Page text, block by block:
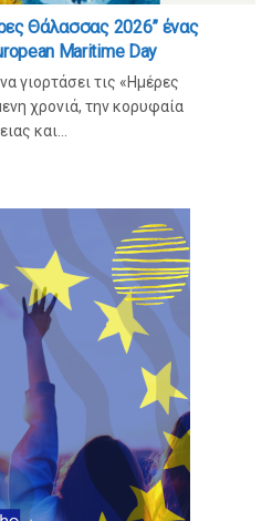
Θάλασσας 2026” ένας
Maritime Day
γιορτάσει τις «Ημέρες
χρονιά, την κορυφαία
και...